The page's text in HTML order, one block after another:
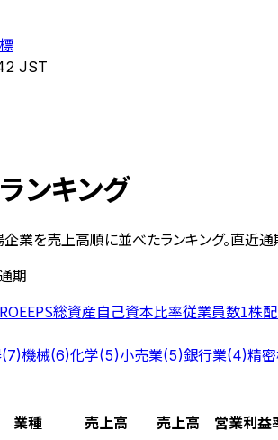
JST
ンキング
企業を売上高順に並べたランキング。直近通
期
ROEEPS総資産自己資本比率従業員数1株
(7)機械(6)化学(5)小売業(5)銀行業(4)精
業種 売上高 売上高 営業利益